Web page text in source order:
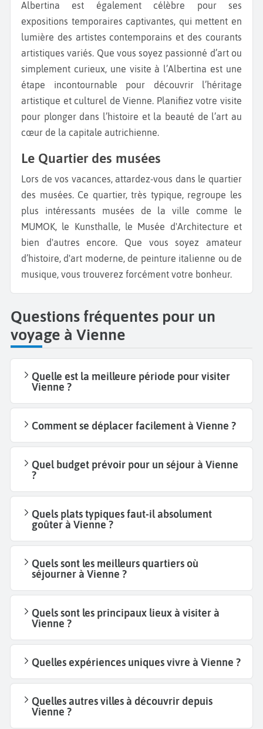
Albertina est également célèbre pour ses
expositions temporaires captivantes, qui mettent en
lumière des artistes contemporains et des courants
artistiques variés. Que vous soyez passionné d’art ou
simplement curieux, une visite à l’Albertina est une
étape incontournable pour découvrir l’héritage
artistique et culturel de Vienne. Planifiez votre visite
pour plonger dans l’histoire et la beauté de l’art au
cœur de la capitale autrichienne.
Le Quartier des musées
Lors de vos vacances, attardez-vous dans le quartier
des musées. Ce quartier, très typique, regroupe les
plus intéressants musées de la ville comme le
MUMOK, le Kunsthalle, le Musée d'Architecture et
bien d'autres encore. Que vous soyez amateur
d’histoire, d'art moderne, de peinture italienne ou de
musique, vous trouverez forcément votre bonheur.
Questions fréquentes pour un
voyage à Vienne
Quelle est la meilleure période pour visiter
Vienne ?
Comment se déplacer facilement à Vienne ?
Quel budget prévoir pour un séjour à Vienne
?
Quels plats typiques faut-il absolument
goûter à Vienne ?
Quels sont les meilleurs quartiers où
séjourner à Vienne ?
Quels sont les principaux lieux à visiter à
Vienne ?
Quelles expériences uniques vivre à Vienne ?
Quelles autres villes à découvrir depuis
Vienne ?